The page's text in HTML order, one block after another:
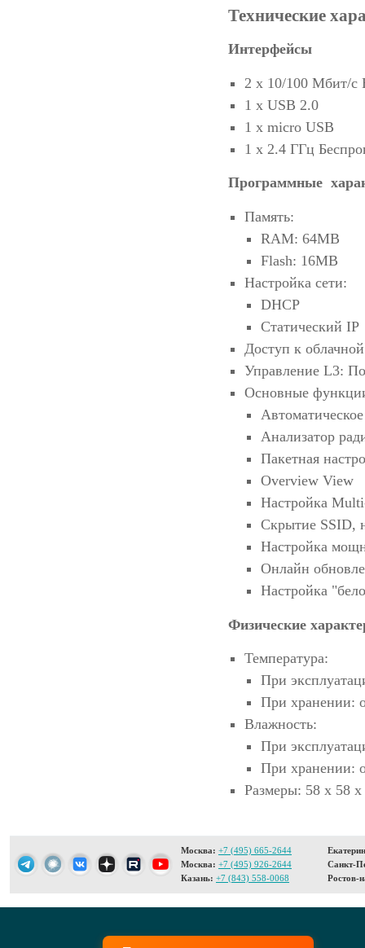
Технические
Интерфейсы
2 х 10/100 Мбит/с
1 х USB 2.0
1 х micro USB
1 х 2.4 ГГц
Программные
Память:
RAM: 64MB
Flash: 16MB
Настройка сети:
DHCP
Статический IP
Доступ к
Управление L3:
Основные
Анализатор
Пакетная
Overview View
Настройка
Скрытие SSID,
Настройка
Онлайн
Настройка
Физические
Температура:
При
При хранении:
Влажность:
При
При хранении:
Размеры: 58 х 58
Москва: +7 (495) 665-2644
Москва: +7 (495) 926-2644
Казань: +7 (843) 558-0068
Санкт-
Ростов-